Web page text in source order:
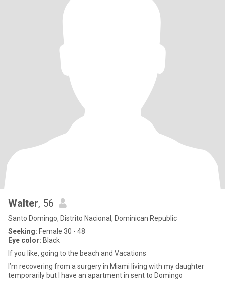
Walter, 56
Santo Domingo, Distrito Nacional, Dominican Republic
Seeking: Female 30 - 48
Eye color: Black
If you like, going to the beach and Vacations
I’m recovering from a surgery in Miami living with my daughter
temporarily but I have an apartment in sent to Domingo